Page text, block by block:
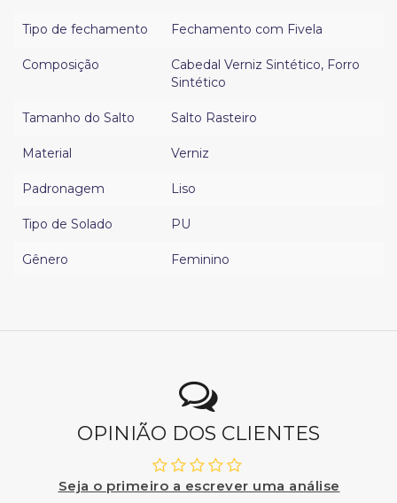
Tipo de fechamento Fechamento com Fivela
Composição Cabedal Verniz Sintético, Forro
Sintético
Tamanho do Salto Salto Rasteiro
Material Verniz
Padronagem Liso
Tipo de Solado PU
Gênero Feminino
OPINIÃO DOS CLIENTES
Seja o primeiro a escrever uma análise